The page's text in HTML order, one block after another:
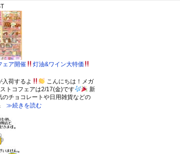
ェア開催 灯油&ワイン大特価
入荷するよ
こんにちは！メガ
トコフェアは2/17(金)です
新
のチョコレートや日用雑貨などの
≫続きを読む